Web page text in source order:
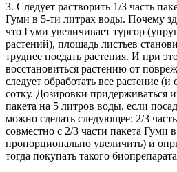
3. Следует растворить 1/3 часть
Гуми в 5-ти литрах воды. Почему
что Гуми увеличивает тургор
растений), площадь листьев
труднее поедать растения. И при
восстановиться растению от
следует обработать все растение
сотку. Дозировки придерживаться
пакета на 5 литров воды, если
можно сделать следующее: 2/3
совместно с 2/3 части пакета Гуми
пропорционально увеличить) и
тогда покупать такого